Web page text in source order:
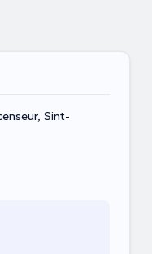
Sint-